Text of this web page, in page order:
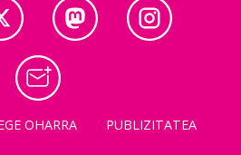
OHARRA
PUBLIZITATEA